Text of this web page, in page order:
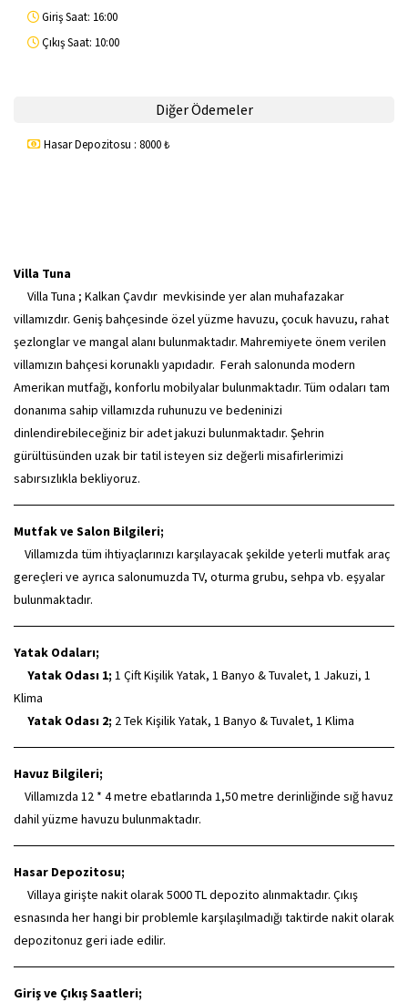
Giriş Saat: 16:00
Çıkış Saat: 10:00
Diğer Ödemeler
Hasar Depozitosu : 8000 ₺
Villa Tuna
Villa Tuna ; Kalkan Çavdır mevkisinde yer alan muhafazakar
villamızdır. Geniş bahçesinde özel yüzme havuzu, çocuk havuzu, rahat
şezlonglar ve mangal alanı bulunmaktadır. Mahremiyete önem verilen
villamızın bahçesi korunaklı yapıdadır. Ferah salonunda modern
Amerikan mutfağı, konforlu mobilyalar bulunmaktadır. Tüm odaları tam
donanıma sahip villamızda ruhunuzu ve bedeninizi
dinlendirebileceğiniz bir adet jakuzi bulunmaktadır. Şehrin
gürültüsünden uzak bir tatil isteyen siz değerli misafirlerimizi
sabırsızlıkla bekliyoruz.
Mutfak ve Salon Bilgileri;
Villamızda tüm ihtiyaçlarınızı karşılayacak şekilde yeterli mutfak araç
gereçleri ve ayrıca salonumuzda TV, oturma grubu, sehpa vb. eşyalar
bulunmaktadır.
Yatak Odaları;
Yatak Odası 1; 1 Çift Kişilik Yatak, 1 Banyo & Tuvalet, 1 Jakuzi, 1
Klima
Yatak Odası 2; 2 Tek Kişilik Yatak, 1 Banyo & Tuvalet, 1 Klima
Havuz Bilgileri;
Villamızda 12 * 4 metre ebatlarında 1,50 metre derinliğinde sığ havuz
dahil yüzme havuzu bulunmaktadır.
Hasar Depozitosu;
Villaya girişte nakit olarak 5000 TL depozito alınmaktadır. Çıkış
esnasında her hangi bir problemle karşılaşılmadığı taktirde nakit olarak
depozitonuz geri iade edilir.
Giriş ve Çıkış Saatleri;